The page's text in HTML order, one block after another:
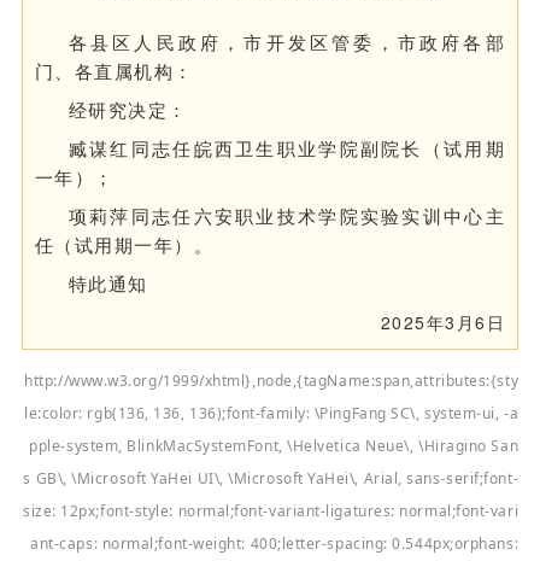
各县区人民政府，市开发区管委，市政府各部
门、各直属机构：
经研究决定：
臧谋红同志任皖西卫生职业学院副院长（试用期
一年）；
项莉萍同志任六安职业技术学院实验实训中心主
任（试用期一年）。
特此通知
2025年3月6日
http://www.w3.org/1999/xhtml},node,{tagName:span,attributes:{sty
le:color: rgb(136, 136, 136);font-family: \PingFang SC\, system-ui, -a
pple-system, BlinkMacSystemFont, \Helvetica Neue\, \Hiragino San
s GB\, \Microsoft YaHei UI\, \Microsoft YaHei\, Arial, sans-serif;font-
size: 12px;font-style: normal;font-variant-ligatures: normal;font-vari
ant-caps: normal;font-weight: 400;letter-spacing: 0.544px;orphans: